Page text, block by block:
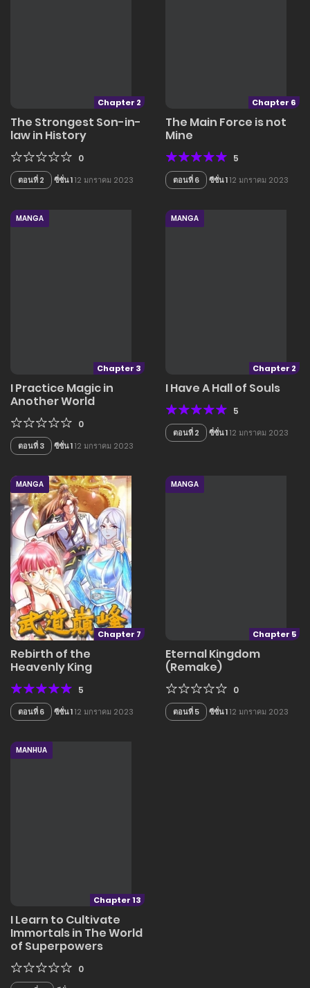
Chapter 2
The Strongest Son-in-
law in History
0
ตอนที่ 2 ซี่ซั่น 112 มกราคม 2023
Chapter 6
The Main Force is not
Mine
5
ตอนที่ 6 ซีซั่น 112 มกราคม 2023
Chapter 3
MANGA
I Practice Magic in
Another World
0
ตอนที่ 3 ซีซั่น 112 มกราคม 2023
Chapter 2
MANGA
I Have A Hall of Souls
5
ตอนที่ 2 ซี่ซั่น 112 มกราคม 2023
Chapter 7
MANGA
Rebirth of the
Heavenly King
5
ตอนที่ 6 ซีซั่น 112 มกราคม 2023
Chapter 5
MANGA
Eternal Kingdom
(Remake)
0
ตอนที่ 5 ซีซั่น 112 มกราคม 2023
Chapter 13
MANHUA
I Learn to Cultivate
Immortals in The World
of Superpowers
0